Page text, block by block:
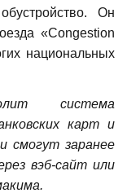
Он
«Congestion
национальных
система
карт и
смогут заранее
вэб-сайт или